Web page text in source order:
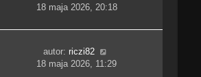
18 maja 2026, 20:18
autor:riczi82
18 maja 2026, 11:29